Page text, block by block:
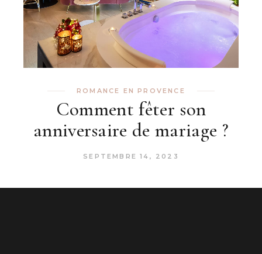
ROMANCE EN PROVENCE
Comment fêter son
anniversaire de mariage ?
SEPTEMBRE 14, 2023